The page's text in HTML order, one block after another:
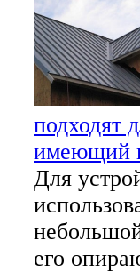
подходят
имеющий
Для
его